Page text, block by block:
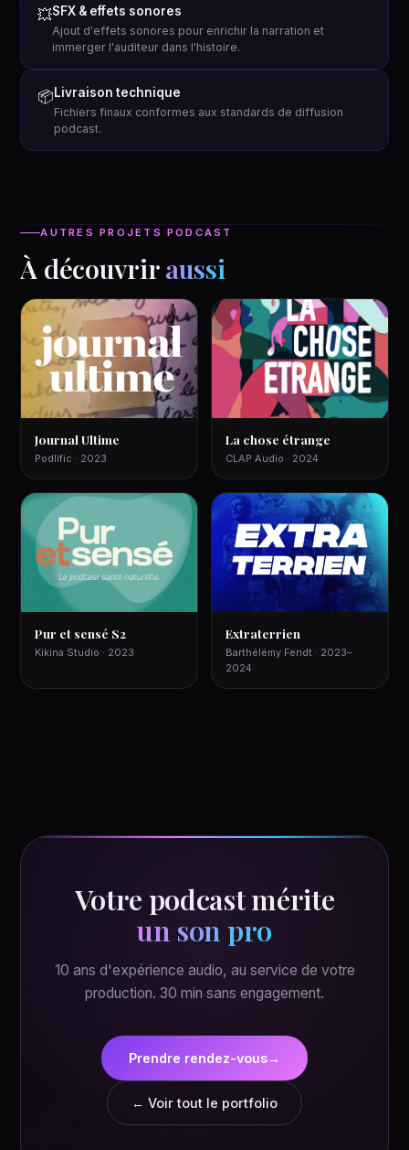
💥SFX & effets sonores
Ajout d'effets sonores pour enrichir la narration et
immerger l'auditeur dans l'histoire.
📦Livraison technique
Fichiers finaux conformes aux standards de diffusion
podcast.
AUTRES PROJETS PODCAST
À découvriraussi
Journal Ultime
Podlific · 2023
La chose étrange
CLAP Audio · 2024
Pur et sensé S2
Kikina Studio · 2023
Extraterrien
Barthélémy Fendt · 2023–
2024
Votre podcast mérite
un son pro
10 ans d'expérience audio, au service de votre
production. 30 min sans engagement.
Prendre rendez-vous→
← Voir tout le portfolio